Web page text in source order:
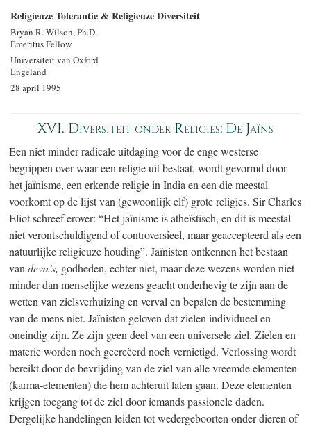
Religieuze Tolerantie & Religieuze Diversiteit
Bryan R. Wilson, Ph.D.
Emeritus Fellow
Universiteit van Oxford
Engeland
28 april 1995
XVI. Diversiteit onder Religies: De Jaïns
Een niet minder radicale uitdaging voor de enge westerse
begrippen over waar een religie uit bestaat, wordt gevormd door
het jaïnisme, een erkende religie in India en een die meestal
voorkomt op de lijst van (gewoonlijk elf) grote religies. Sir Charles
Eliot schreef erover: “Het jaïnisme is atheïstisch, en dit is meestal
niet verontschuldigend of controversieel, maar geaccepteerd als een
natuurlijke religieuze houding”. Jaïnisten ontkennen het bestaan
van deva’s, godheden, echter niet, maar deze wezens worden niet
minder dan menselijke wezens geacht onderhevig te zijn aan de
wetten van zielsverhuizing en verval en bepalen de bestemming
van de mens niet. Jaïnisten geloven dat zielen individueel en
oneindig zijn. Ze zijn geen deel van een universele ziel. Zielen en
materie worden noch gecreëerd noch vernietigd. Verlossing wordt
bereikt door de bevrijding van de ziel van alle vreemde elementen
(karma-elementen) die hem achteruit laten gaan. Deze elementen
krijgen toegang tot de ziel door iemands passionele daden.
Dergelijke handelingen leiden tot wedergeboorten onder dieren of